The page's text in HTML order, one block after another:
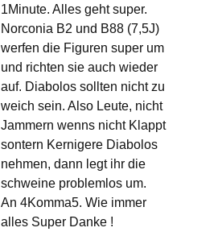
1Minute. Alles geht super.
Norconia B2 und B88 (7,5J)
werfen die Figuren super um
und richten sie auch wieder
auf. Diabolos sollten nicht zu
weich sein. Also Leute, nicht
Jammern wenns nicht Klappt
sontern Kernigere Diabolos
nehmen, dann legt ihr die
schweine problemlos um.
An 4Komma5. Wie immer
alles Super Danke !